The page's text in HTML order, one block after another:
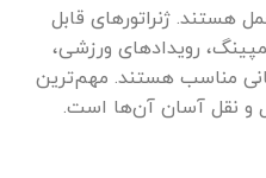
هستند. ژنراتورهای قابل
رویدادهای ورزشی،
مناسب هستند. مهم‌ترین
و نقل آسان آن‌ها است.